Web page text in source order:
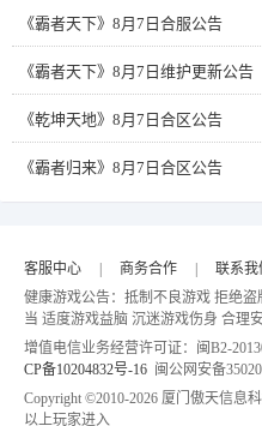
《霸者天下》8月7日合服公告
《霸者天下》8月7日维护更新公告
《乾坤天地》8月7日合区公告
《霸者归来》8月7日合区公告
客服中心 商务合作 联系我
健康游戏公告：抵制不良游戏 拒绝
当 适度游戏益脑 沉迷游戏伤身 合理
增值电信业务经营许可证：闽B2-
CP备10204832号-16 闽公网安备
Copyright ©2010-2026 厦门傲天信息
以上玩家进入